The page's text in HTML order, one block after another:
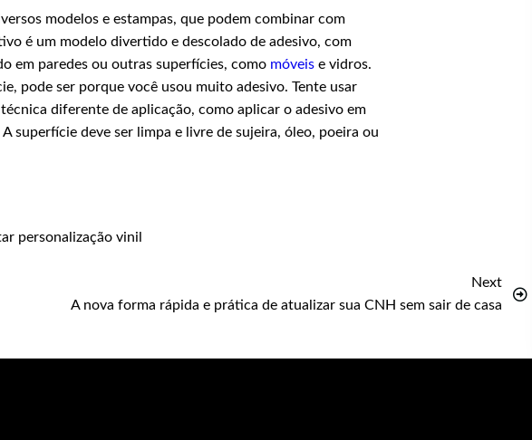
modelos e estampas, que podem combinar com
é um modelo divertido e descolado de adesivo, com
em paredes ou outras superfícies, como móveis e vidros.
pode ser porque você usou muito adesivo. Tente usar
diferente de aplicação, como aplicar o adesivo em
superfície deve ser limpa e livre de sujeira, óleo, poeira ou
personalizaçãovinil
Next
A nova forma rápida e prática de atualizar sua CNH sem sair de casa